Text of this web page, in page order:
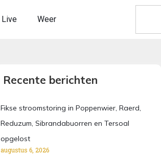
Live Weer
Recente berichten
Fikse stroomstoring in Poppenwier, Raerd,
Reduzum, Sibrandabuorren en Tersoal
opgelost
augustus 6, 2026